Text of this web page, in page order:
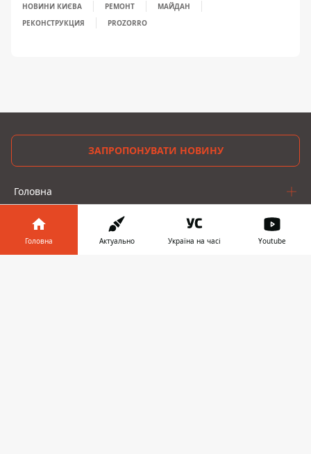
НОВИНИ КИЄВА РЕМОНТ
МАЙДАН
РЕКОНСТРУКЦИЯ
PROZORRO
ЗАПРОПОНУВАТИ НОВИНУ
Головна
Про проєкт
Головна Актуально Україна на часі Youtube